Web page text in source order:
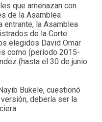
que amenazan con
de la Asamblea
entrante, la Asamblea
de la Corte
elegidos David Omar
como (período 2015-
(hasta el 30 de junio
Bukele, cuestionó
debería ser la